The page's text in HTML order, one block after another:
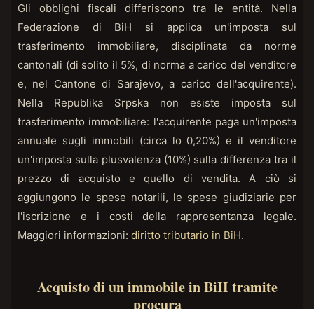
Gli obblighi fiscali differiscono tra le entità. Nella
Federazione di BiH si applica un'imposta sul
trasferimento immobiliare, disciplinata da norme
cantonali (di solito il 5%, di norma a carico del venditore
e, nel Cantone di Sarajevo, a carico dell'acquirente).
Nella Republika Srpska non esiste imposta sul
trasferimento immobiliare: l'acquirente paga un'imposta
annuale sugli immobili (circa lo 0,20%) e il venditore
un'imposta sulla plusvalenza (10%) sulla differenza tra il
prezzo di acquisto e quello di vendita. A ciò si
aggiungono le spese notarili, le spese giudiziarie per
l'iscrizione e i costi della rappresentanza legale.
Maggiori informazioni: diritto tributario in BiH.
Acquisto di un immobile in BiH tramite
procura